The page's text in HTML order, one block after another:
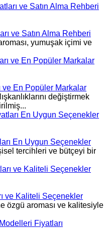
ve Satın Alma Rehberi
yumuşak içimi ve
ve En Popüler Markalar
değiştirmek
En Uygun Seçenekler
tercihleri ve bütçeyi bir
ve Kaliteli Seçenekler
özgü aroması ve kalitesiyle